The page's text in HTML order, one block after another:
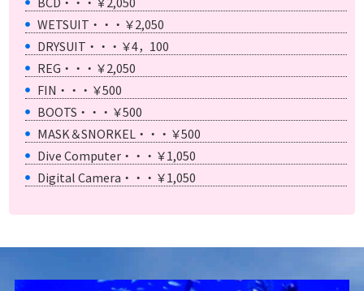
WETSUIT・・・￥2,050
DRYSUIT・・・￥4，100
REG・・・￥2,050
FIN・・・￥500
BOOTS・・・￥500
MASK＆SNORKEL・・・￥500
Dive Computer・・・￥1,050
Digital Camera・・・￥1,050